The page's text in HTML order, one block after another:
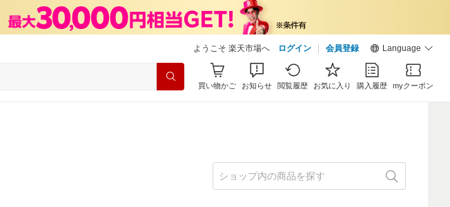
ようこそ 楽天市場へ ログイン 会員登録 Language
買い物かご お知らせ 閲覧履歴 お気に入り 購入履歴 myクーポン